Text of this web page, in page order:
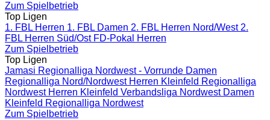
Zum Spielbetrieb
Top Ligen
1. FBL Herren 1. FBL Damen 2. FBL Herren Nord/West2.
FBL Herren Süd/Ost FD-Pokal Herren
Zum Spielbetrieb
Top Ligen
Jamasi Regionalliga Nordwest - Vorrunde Damen
Regionalliga Nord/Nordwest Herren Kleinfeld Regionalliga
Nordwest Herren Kleinfeld Verbandsliga Nordwest Damen
Kleinfeld Regionalliga Nordwest
Zum Spielbetrieb